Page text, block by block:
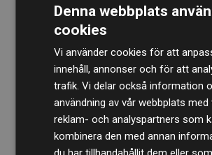
RevisionsbyrånBDOgranskar
beräkningar och vår metod för att
transparens och tillförlitlighet.
Denna webbplats
cookies
Vi använder cookies för att
innehåll, annonser och för att
trafik. Vi delar också information
användning av vår webbplats med
reklam- och analyspartners som
kombinera den med annan